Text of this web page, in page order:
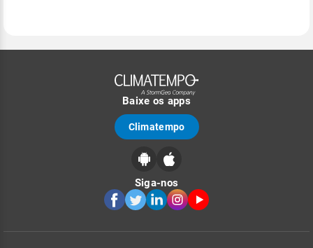
Baixe os apps
Climatempo
Siga-nos